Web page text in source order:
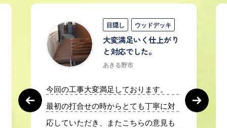
目隠し ウッドデッキ
大変満足いく仕上がり
と対応でした。
あきる野市
今回の工事大変満足しております。
最初の打合せの時からとても丁寧に対
応していただき、またこちらの意見も